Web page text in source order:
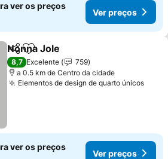
ver os preços
Ver preços
PartilharAdicionar aos favoritos
Nonna Jole
8,7 Excelente
759
a 0.5 km de Centro da cidade
Elementos de design de quarto únicosVer
ver os preços
Ver preços